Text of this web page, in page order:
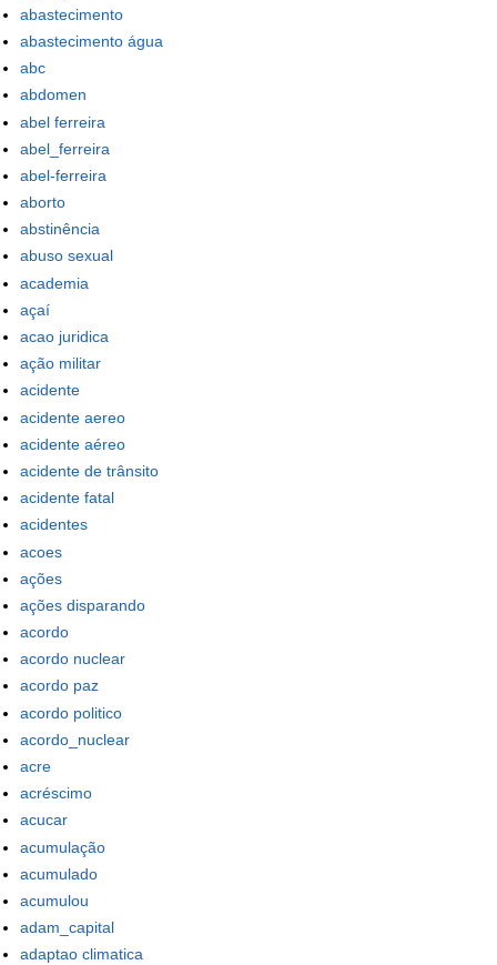
abastecimento
abastecimento água
abc
abdomen
abel ferreira
abel_ferreira
abel-ferreira
aborto
abstinência
abuso sexual
academia
açaí
acao juridica
ação militar
acidente
acidente aereo
acidente aéreo
acidente de trânsito
acidente fatal
acidentes
acoes
ações
ações disparando
acordo
acordo nuclear
acordo paz
acordo politico
acordo_nuclear
acre
acréscimo
acucar
acumulação
acumulado
acumulou
adam_capital
adaptao climatica